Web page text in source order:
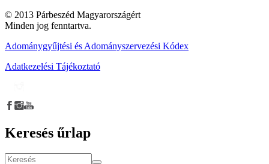
© 2013 Párbeszéd Magyarországért
Minden jog fenntartva.
Adománygyűjtési és Adományszervezési Kódex
Adatkezelési Tájékoztató
Keresés űrlap